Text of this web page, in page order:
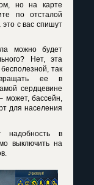
но на карте
по отсталой
с вас спишут
можно будет
Нет, эта
так
ее в
сердцевине
может, бассейн,
для населения
надобность в
выключить на